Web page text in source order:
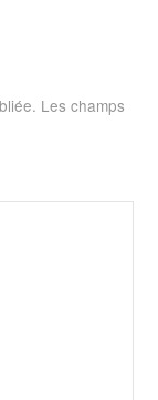
Les champs